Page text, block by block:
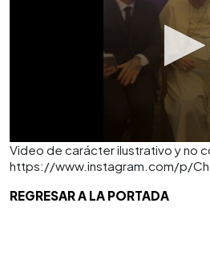
Video de carácter ilustrativo y no
https://www.instagram.com/p/
REGRESAR A LA PORTADA